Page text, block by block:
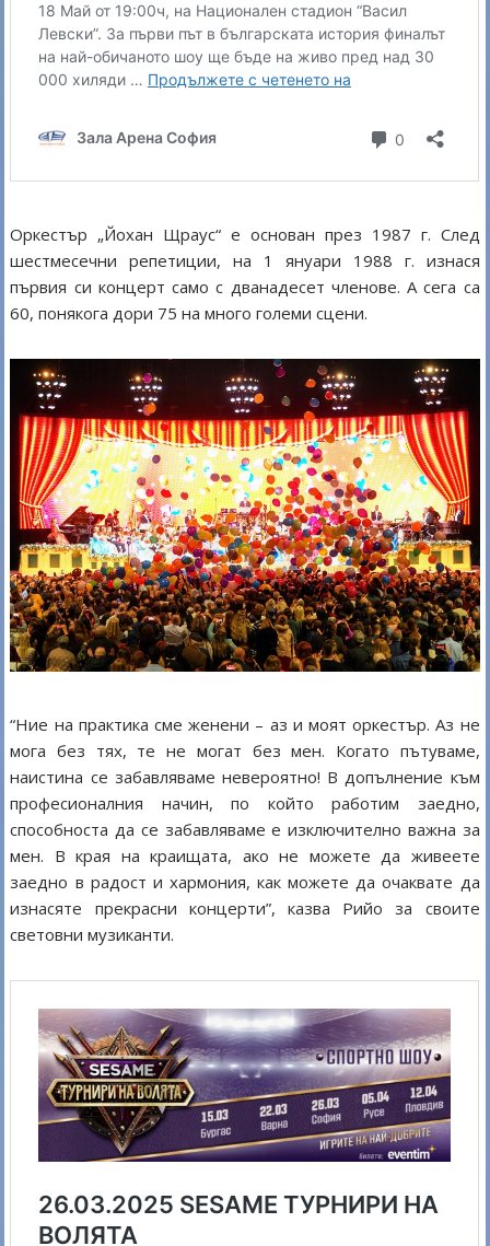
Оркестър „Йохан Щраус“ е основан през 1987 г. След
шестмесечни репетиции, на 1 януари 1988 г. изнася
първия си концерт само с дванадесет членове. А сега са
60, понякога дори 75 на много големи сцени.
“Ние на практика сме женени – аз и моят оркестър. Аз не
мога без тях, те не могат без мен. Когато пътуваме,
наистина се забавляваме невероятно! В допълнение към
професионалния начин, по който работим заедно,
способноста да се забавляваме е изключително важна за
мен. В края на краищата, ако не можете да живеете
заедно в радост и хармония, как можете да очаквате да
изнасяте прекрасни концерти”, казва Рийо за своите
световни музиканти.